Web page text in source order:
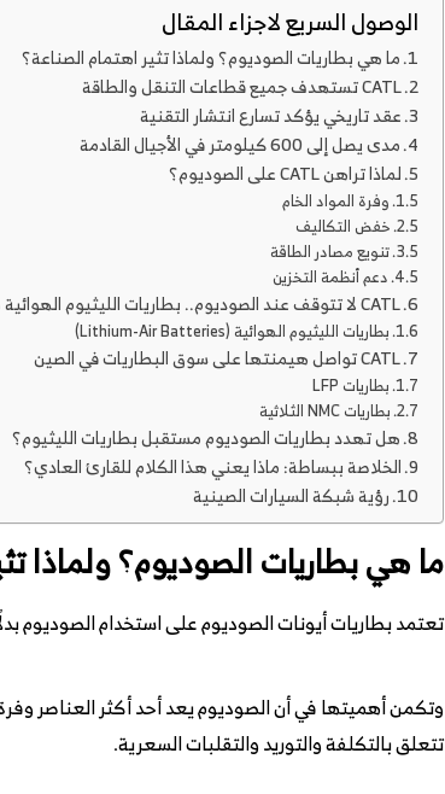
الوصول السريع لاجزاء المقال
ما هي بطاريات الصوديوم؟ ولماذا تثير اهتمام الصناعة؟
CATL تستهدف جميع قطاعات التنقل والطاقة
عقد تاريخي يؤكد تسارع انتشار التقنية
مدى يصل إلى 600 كيلومتر في الأجيال القادمة
لماذا تراهن CATL على الصوديوم؟
وفرة المواد الخام
خفض التكاليف
تنويع مصادر الطاقة
دعم أنظمة التخزين
CATL لا تتوقف عند الصوديوم.. بطاريات الليثيوم الهوائية ضمن الأهداف المستقبلية
بطاريات الليثيوم الهوائية (Lithium-Air Batteries)
CATL تواصل هيمنتها على سوق البطاريات في الصين
بطاريات LFP
بطاريات NMC الثلاثية
هل تهدد بطاريات الصوديوم مستقبل بطاريات الليثيوم؟
الخلاصة ببساطة: ماذا يعني هذا الكلام للقارئ العادي؟
رؤية شبكة السيارات الصينية
ما هي بطاريات الصوديوم؟ ولماذا
تعتمد بطاريات أيونات الصوديوم على استخدام الصوديوم
وتكمن أهميتها في أن الصوديوم يعد أحد أكثر العناصر
تتعلق بالتكلفة والتوريد والتقلبات السعرية.